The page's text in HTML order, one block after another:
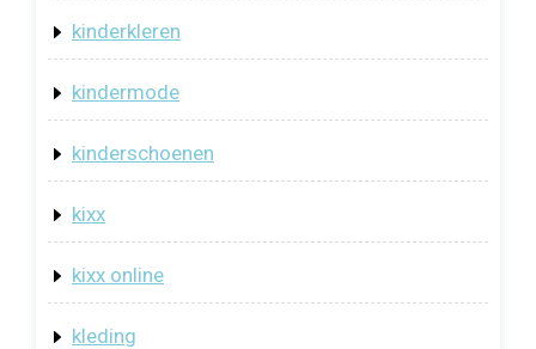
kinderkleren
kindermode
kinderschoenen
kixx
kixx online
kleding